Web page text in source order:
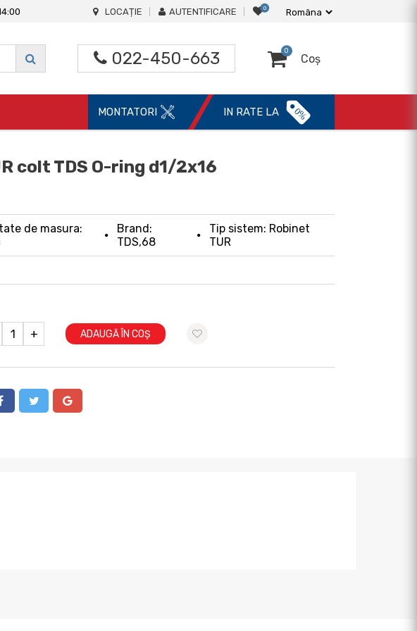
LOCAȚIE AUTENTIFICARE 0
022-450-663 0
Coș
MONTATORI IN RATE LA 0%
colt TDS O-ring d1/2x16
de masura:
Brand:
TDS,68
Tip sistem: Robinet
TUR
+ ADAUGĂ ÎN COȘ